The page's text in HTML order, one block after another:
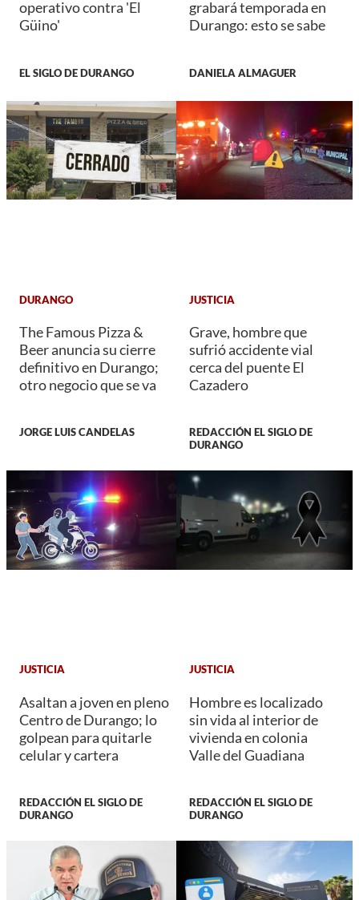
operativo contra 'El
Güino'
EL SIGLO DE DURANGO
grabará temporada en
Durango: esto se sabe
DANIELA ALMAGUER
DURANGO
The Famous Pizza &
Beer anuncia su cierre
definitivo en Durango;
otro negocio que se va
JORGE LUIS CANDELAS
JUSTICIA
Grave, hombre que
sufrió accidente vial
cerca del puente El
Cazadero
REDACCIÓN EL SIGLO DE
DURANGO
JUSTICIA
Asaltan a joven en pleno
Centro de Durango; lo
golpean para quitarle
celular y cartera
REDACCIÓN EL SIGLO DE
DURANGO
JUSTICIA
Hombre es localizado
sin vida al interior de
vivienda en colonia
Valle del Guadiana
REDACCIÓN EL SIGLO DE
DURANGO